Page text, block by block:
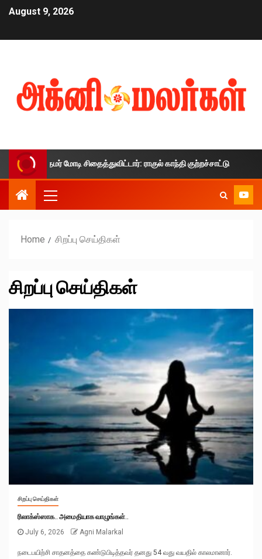
August 9, 2026
மோடி சிதைத்துவிட்டார்: ராகுல் காந்தி குற்றச்சாட்டு
Home சிறப்பு செய்திகள்
சிறப்பு செய்திகள்
சிறப்பு செய்திகள்
ரிலாக்ஸ்ஸாக.. அமைதியாக வாழுங்கள்..
July 6, 2026
Agni Malarkal
நடைபயிற்சி சாதனத்தை கண்டுபிடித்தவர் தனது 54 வது வயதில் காலமானார்.